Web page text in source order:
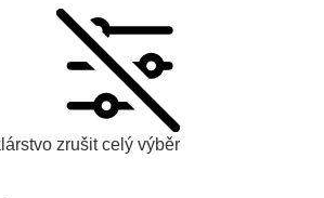
zrušit celý výběr